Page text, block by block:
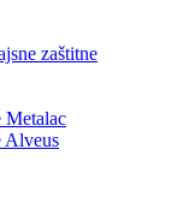
zaštitne
Metalac
Alveus